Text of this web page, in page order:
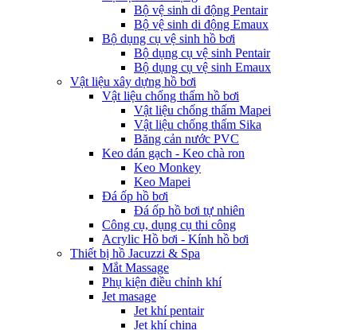
Bộ vệ sinh di động Pentair
Bộ vệ sinh di động Emaux
Bộ dụng cụ vệ sinh hồ bơi
Bộ dụng cụ vệ sinh Pentair
Bộ dụng cụ vệ sinh Emaux
Vật liệu xây dựng hồ bơi
Vật liệu chống thấm hồ bơi
Vật liệu chống thấm Mapei
Vật liệu chống thấm Sika
Băng cản nước PVC
Keo dán gạch - Keo chà ron
Keo Monkey
Keo Mapei
Đá ốp hồ bơi
Đá ốp hồ bơi tự nhiên
Công cụ, dụng cụ thi công
Acrylic Hồ bơi - Kính hồ bơi
Thiết bị hồ Jacuzzi & Spa
Mắt Massage
Phụ kiện điều chỉnh khí
Jet masage
Jet khí pentair
Jet khí china